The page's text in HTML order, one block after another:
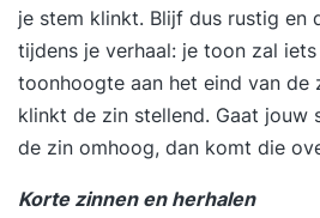
je stem klinkt. Blijf dus rustig en
tijdens je verhaal: je toon zal
toonhoogte aan het eind van de
klinkt de zin stellend. Gaat jouw
de zin omhoog, dan komt die
Korte zinnen en herhalen